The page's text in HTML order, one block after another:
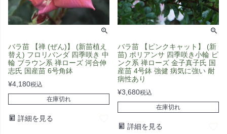
バラ苗 【禅 (ぜん)】 (新苗植え
替え) フロリバンダ 四季咲き 中
輪 ブラウン系 禅ローズ 河合伸
志氏 国産苗 6号角鉢
¥4,180税込
在庫切れ
詳細を見る
バラ苗 【ピンクキャット】 (新
苗) ポリアンサ 四季咲き小輪 ピ
ンク系 禅ローズ 金子真子氏 国
産苗 4号鉢 強健 病気に強い 耐
病性あり
¥3,680税込
在庫切れ
詳細を見る